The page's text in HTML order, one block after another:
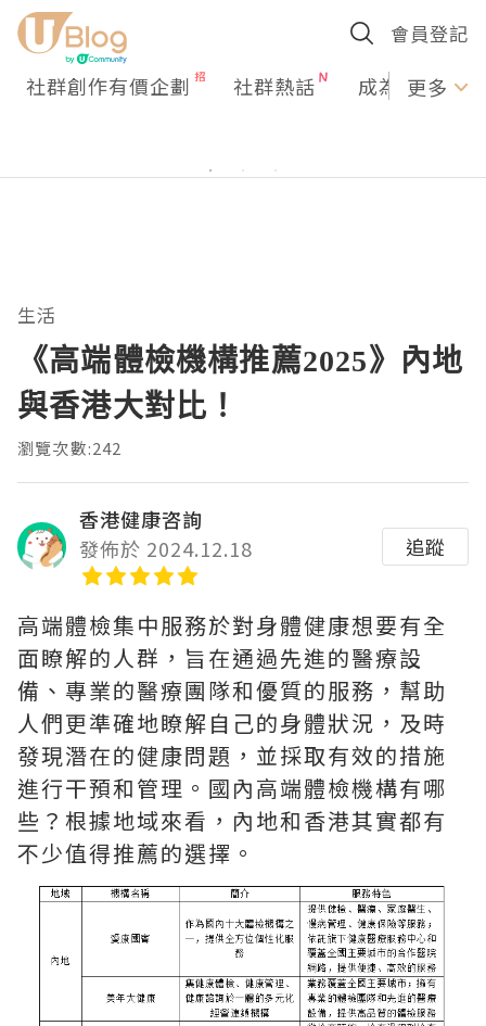
會員登記
社群創作有價企劃 社群熱話 成為U更多
生活
《高端體檢機構推薦2025》內地
與香港大對比！
瀏覽次數:242
香港健康咨詢
發佈於 2024.12.18
追蹤
高端體檢集中服務於對身體健康想要有全
面瞭解的人群，旨在通過先進的醫療設
備、專業的醫療團隊和優質的服務，幫助
人們更準確地瞭解自己的身體狀況，及時
發現潛在的健康問題，並採取有效的措施
進行干預和管理。國內高端體檢機構有哪
些？根據地域來看，內地和香港其實都有
不少值得推薦的選擇。